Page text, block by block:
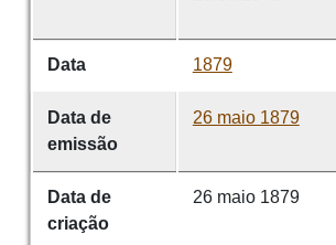
Data 1879
Data de
emissão
26 maio 1879
Data de
criação
26 maio 1879